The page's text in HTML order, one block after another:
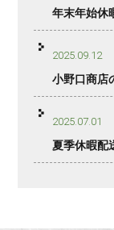
年末年始休
2025.09.12
小野口商店
2025.07.01
夏季休暇配